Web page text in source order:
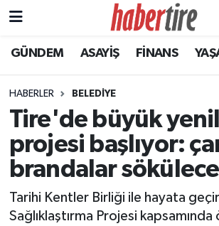
GÜNDEM ASAYİŞ FİNANS
HABERLER BELEDİYE
Tire'de büyük
projesi başlıyor:
brandalar
Tarihi Kentler Birliği ile hayata
Sağlıklaştırma Projesi kapsamında
Tire Nöbetçi Eczaneler
Tire Hava Durumu
Tire Trafik Yoğunluk Haritası
Süper Lig Puan Durumu ve
Tüm Manşetler